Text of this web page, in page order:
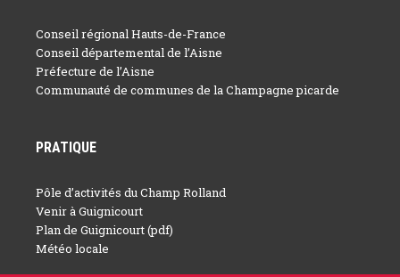
Conseil régional Hauts-de-France
Conseil départemental de l’Aisne
Préfecture de l’Aisne
Communauté de communes de la Champagne picarde
PRATIQUE
Pôle d’activités du Champ Rolland
Venir à Guignicourt
Plan de Guignicourt (pdf)
Météo locale